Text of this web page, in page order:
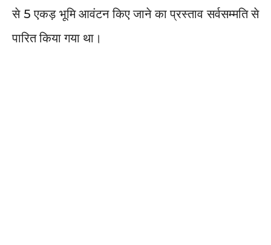
से 5 एकड़ भूमि आवंटन किए जाने का प्रस्ताव सर्वसम्मति से
पारित किया गया था।